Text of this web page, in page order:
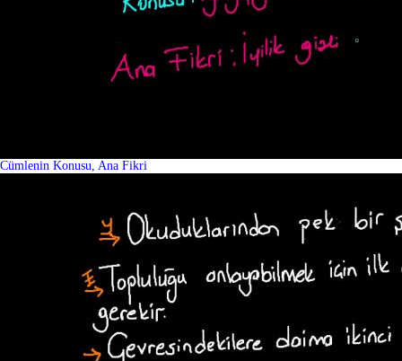
Cümlenin Konusu, Ana Fikri